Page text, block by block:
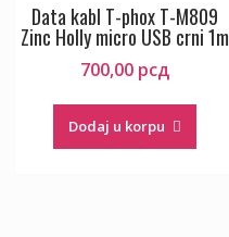
Data kabl T-phox T-M809
Zinc Holly micro USB crni 1m
700,00 рсд
Dodaj u korpu